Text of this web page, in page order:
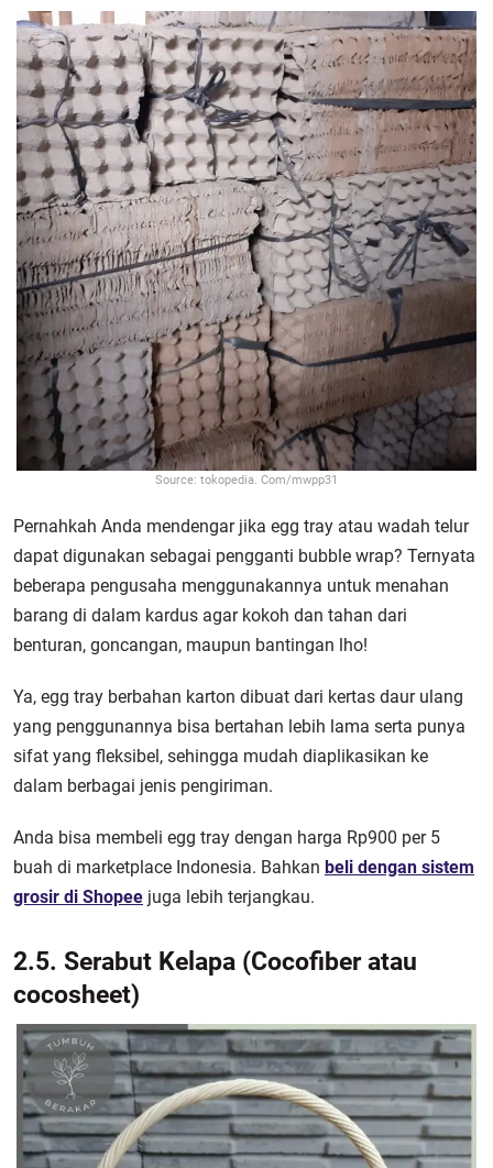
Source: tokopedia. Com/mwpp31
Pernahkah Anda mendengar jika egg tray atau wadah telur
dapat digunakan sebagai pengganti bubble wrap? Ternyata
beberapa pengusaha menggunakannya untuk menahan
barang di dalam kardus agar kokoh dan tahan dari
benturan, goncangan, maupun bantingan lho!
Ya, egg tray berbahan karton dibuat dari kertas daur ulang
yang penggunannya bisa bertahan lebih lama serta punya
sifat yang fleksibel, sehingga mudah diaplikasikan ke
dalam berbagai jenis pengiriman.
Anda bisa membeli egg tray dengan harga Rp900 per 5
buah di marketplace Indonesia. Bahkan beli dengan sistem
grosir di Shopee juga lebih terjangkau.
2.5. Serabut Kelapa (Cocofiber atau
cocosheet)